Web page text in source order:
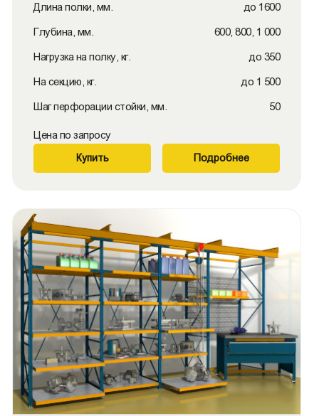
Длина полки, мм. до 1600
Глубина, мм. 600, 800, 1 000
Нагрузка на полку, кг. до 350
На секцию, кг. до 1 500
Шаг перфорации стойки, мм. 50
Цена по запросу
Купить Подробнее